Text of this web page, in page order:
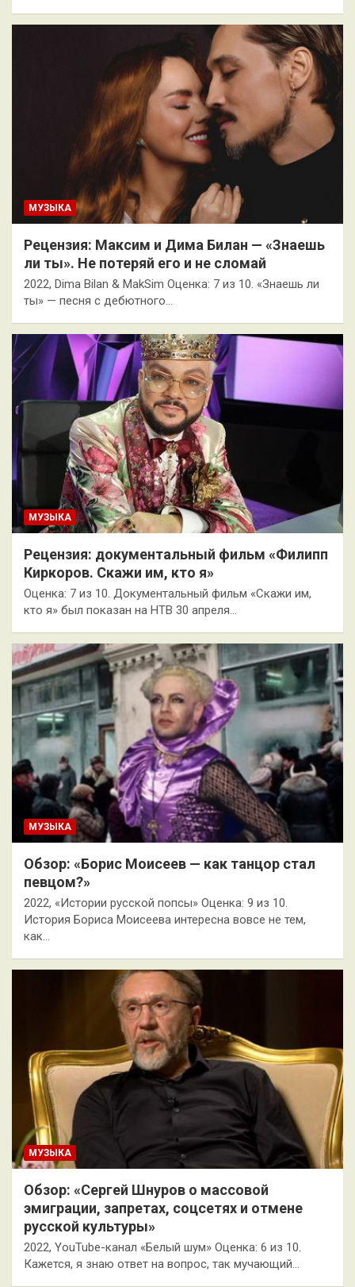
МУЗЫКА
Рецензия: Максим и Дима Билан — «Знаешь
ли ты». Не потеряй его и не сломай
2022, Dima Bilan & MakSim Оценка: 7 из 10. «Знаешь ли
ты» — песня с дебютного…
МУЗЫКА
Рецензия: документальный фильм «Филипп
Киркоров. Скажи им, кто я»
Оценка: 7 из 10. Документальный фильм «Скажи им,
кто я» был показан на НТВ 30 апреля…
МУЗЫКА
Обзор: «Борис Моисеев — как танцор стал
певцом?»
2022, «Истории русской попсы» Оценка: 9 из 10.
История Бориса Моисеева интересна вовсе не тем,
как…
МУЗЫКА
Обзор: «Сергей Шнуров о массовой
эмиграции, запретах, соцсетях и отмене
русской культуры»
2022, YouTube-канал «Белый шум» Оценка: 6 из 10.
Кажется, я знаю ответ на вопрос, так мучающий…